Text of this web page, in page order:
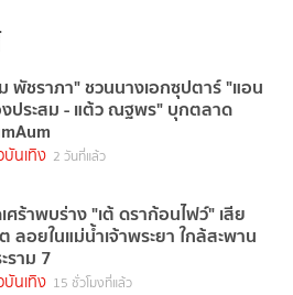
พัชราภา" ชวนนางเอกซุปตาร์ "แอน
ประสม - แต้ว ณฐพร" บุกตลาด
บันเทิง 2 วันที่แล้ว
ศร้าพบร่าง "เต้ ดราก้อนไฟว์" เสีย
ลอยในแม่น้ำเจ้าพระยา ใกล้สะพาน
ราม 7
บันเทิง 15 ชั่วโมงที่แล้ว